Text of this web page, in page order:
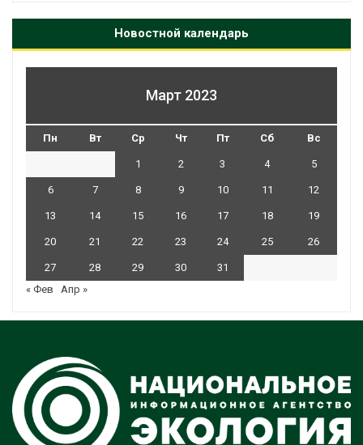
Новостной календарь
Март 2023
Пн Вт Ср Чт Пт Сб Вс
1 2 3 4 5
6 7 8 9 10 11 12
13 14 15 16 17 18 19
20 21 22 23 24 25 26
27 28 29 30
31
« Фев
Апр »